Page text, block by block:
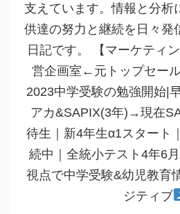
支えています。情報と分析
供達の努力と継続を日々発
日記です。 【マーケティ
営企画室←元トップセー
2023中学受験の勉強開始|
アカ&SAPIX(3年)→現在
待生｜新4年生α1スタート
続中｜全統小テスト4年6
視点で中学受験&幼児教育
ジティブ